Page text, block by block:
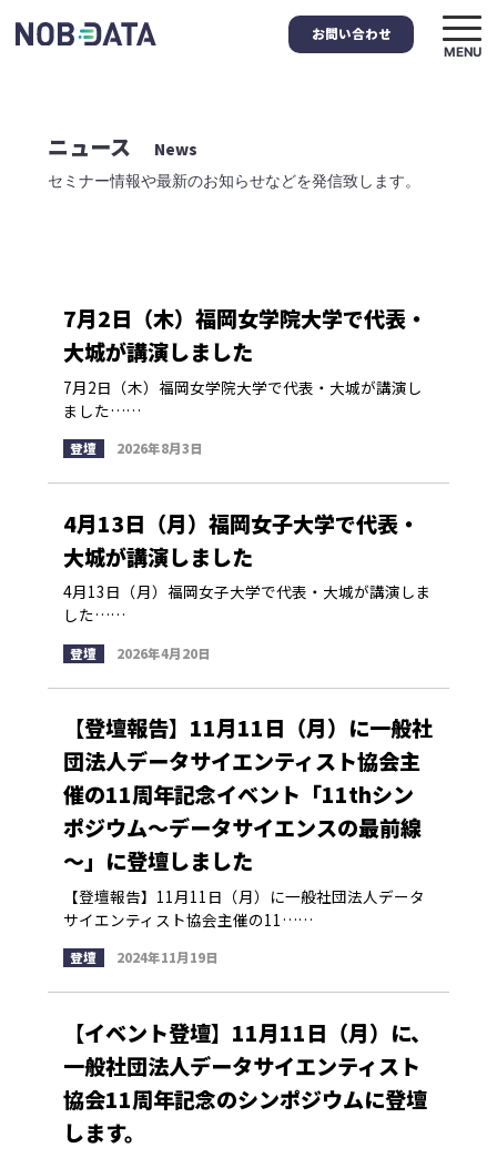
お問い合わせ
MENU
ニュース News
セミナー情報や最新のお知らせなどを発信致します。
7月2日（木）福岡女学院大学で代表・
大城が講演しました
7月2日（木）福岡女学院大学で代表・大城が講演し
ました……
登壇 2026年8月3日
4月13日（月）福岡女子大学で代表・
大城が講演しました
4月13日（月）福岡女子大学で代表・大城が講演しま
した……
登壇 2026年4月20日
【登壇報告】11月11日（月）に一般社
団法人データサイエンティスト協会主
催の11周年記念イベント「11thシン
ポジウム～データサイエンスの最前線
～」に登壇しました
【登壇報告】11月11日（月）に一般社団法人データ
サイエンティスト協会主催の11……
登壇 2024年11月19日
【イベント登壇】11月11日（月）に、
一般社団法人データサイエンティスト
協会11周年記念のシンポジウムに登壇
します。